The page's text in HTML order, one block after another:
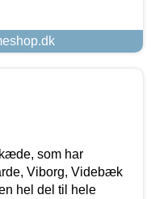
som har
Viborg, Videbæk
hel del til hele